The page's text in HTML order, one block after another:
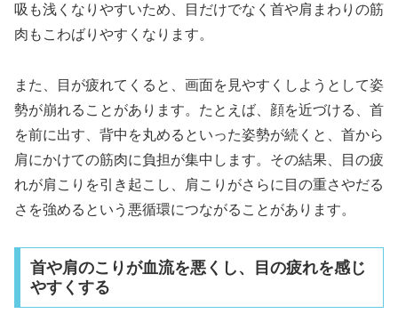
吸も浅くなりやすいため、目だけでなく首や肩まわりの筋
肉もこわばりやすくなります。
また、目が疲れてくると、画面を見やすくしようとして姿
勢が崩れることがあります。たとえば、顔を近づける、首
を前に出す、背中を丸めるといった姿勢が続くと、首から
肩にかけての筋肉に負担が集中します。その結果、目の疲
れが肩こりを引き起こし、肩こりがさらに目の重さやだる
さを強めるという悪循環につながることがあります。
首や肩のこりが血流を悪くし、目の疲れを感じ
やすくする